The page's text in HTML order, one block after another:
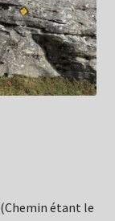
(Chemin étant le